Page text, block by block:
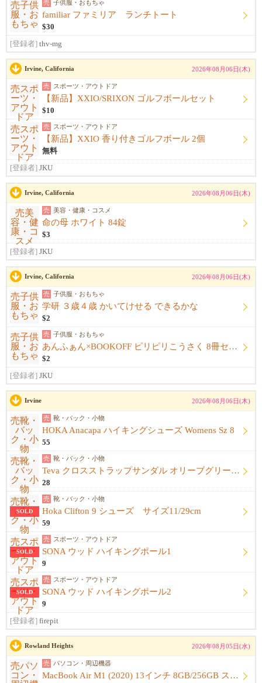
売 子供服・おもちゃ
familiar ファミリア ランチトート
$30
[登録者] thv-mg
Irvine, California 2026年08月06日(木)
売 スポーツ・アウトドア
【新品】XXIO/SRIXON ゴルフボールセット
$10
売 スポーツ・アウトドア
【新品】XXIO 香り付きゴルフボール 2個
無料
[登録者] JKU
Irvine, California 2026年08月06日(木)
売 美容・健康・コスメ
命の母 ホワイト 84錠
$3
[登録者] JKU
Irvine, California 2026年08月06日(木)
売 子供服・おもちゃ
学研 ３歳４歳 かいてけせる できるかな
$2
売 子供服・おもちゃ
あんふぁん×BOOKOFF ピリピリこうさく 8冊セット
$2
[登録者] JKU
Irvine 2026年08月06日(木)
売 靴・バック・小物
HOKA Anacapa ハイキングシューズ Womens Sz 8
55
売 靴・バック・小物
Teva クロスストラップサンダル オリーブグリーン Mens Sz 11
28
SOLD
売 靴・バック・小物
Hoka Clifton 9 シューズ サイズ11/29cm
59
SOLD
売 スポーツ・アウトドア
SONA ウッド ハイキングポール1
9
SOLD
売 スポーツ・アウトドア
SONA ウッド ハイキングポール2
9
[登録者] firepit
Rowland Heights 2026年08月05日(水)
売 パソコン・周辺機器
MacBook Air M1 (2020) 13インチ 8GB/256GB スペースグレイ 【美品・本体+スリーブ】【箱...